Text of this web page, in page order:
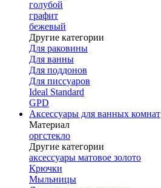
голубой
графит
бежевый
Другие категории
Для раковины
Для ванны
Для поддонов
Для писсуаров
Ideal Standard
GPD
Аксессуары для ванных комнат
Материал
оргстекло
Другие категории
аксессуары матовое золото
Крючки
Мыльницы